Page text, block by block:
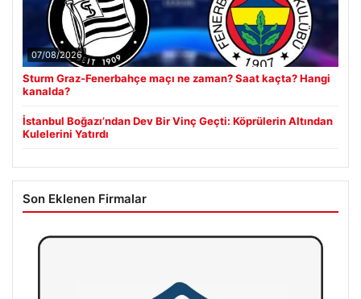
07/08/2026
Sturm Graz-Fenerbahçe maçı ne zaman? Saat kaçta? Hangi
kanalda?
İstanbul Boğazı’ndan Dev Bir Vinç Geçti: Köprülerin Altından
Kulelerini Yatırdı
Son Eklenen Firmalar